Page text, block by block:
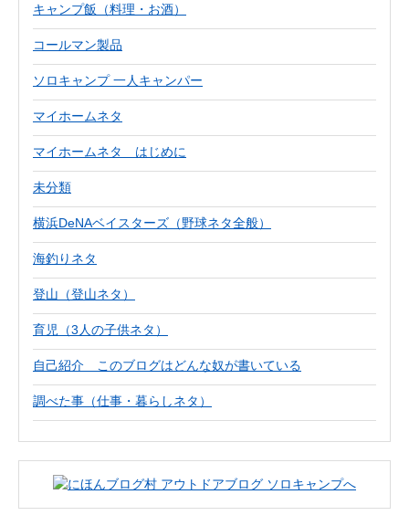
キャンプ飯（料理・お酒）
コールマン製品
ソロキャンプ 一人キャンパー
マイホームネタ
マイホームネタ はじめに
未分類
横浜DeNAベイスターズ（野球ネタ全般）
海釣りネタ
登山（登山ネタ）
育児（3人の子供ネタ）
自己紹介 このブログはどんな奴が書いている
調べた事（仕事・暮らしネタ）